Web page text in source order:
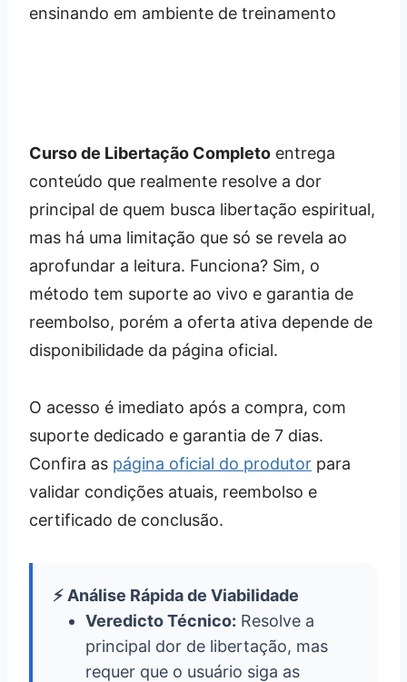
Curso de Libertação Completo entrega
conteúdo que realmente resolve a dor
principal de quem busca libertação espiritual,
mas há uma limitação que só se revela ao
aprofundar a leitura. Funciona? Sim, o
método tem suporte ao vivo e garantia de
reembolso, porém a oferta ativa depende de
disponibilidade da página oficial.
O acesso é imediato após a compra, com
suporte dedicado e garantia de 7 dias.
Confira as página oficial do produtor para
validar condições atuais, reembolso e
certificado de conclusão.
⚡ Análise Rápida de Viabilidade
Veredicto Técnico: Resolve a
principal dor de libertação, mas
requer que o usuário siga as